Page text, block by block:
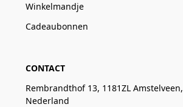
Winkelmandje
Cadeaubonnen
CONTACT
Rembrandthof 13, 1181ZL Amstelveen,
Nederland